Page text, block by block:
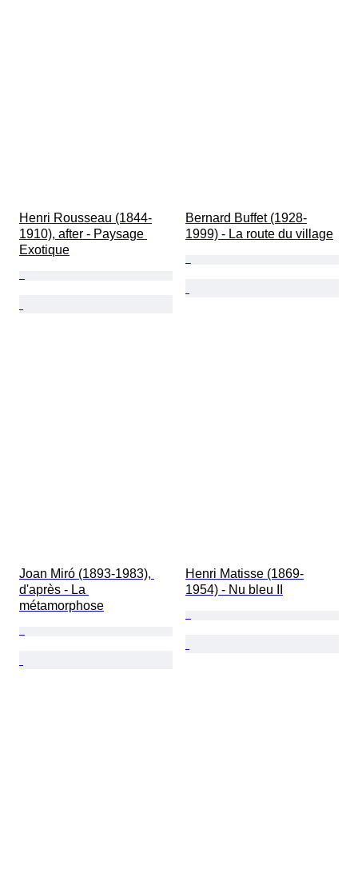
Henri Rousseau (1844-
1910), after - Paysage
Exotique
Bernard Buffet (1928-
1999) - La route du village
Joan Miró (1893-1983),
d'après - La
métamorphose
Henri Matisse (1869-
1954) - Nu bleu II